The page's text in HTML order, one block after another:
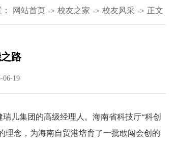
网站首页 -> 校友之家 -> 校友风采 -> 正文
路
06-19
儿集团的高级经理人。海南省科技厅“科创
理念，为海南自贸港培育了一批敢闯会创的